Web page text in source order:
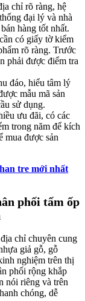
chỉ rõ ràng, hệ
đại lý và nhà
hàng tốt nhất.
có giấy tờ kiểm
rõ ràng. Trước
phải được điểm tra
đáo, hiểu tâm lý
mẫu mã sản
sử dụng.
ưu đãi, có các
trong năm để kích
mua được sản
tre mới nhất
phối tấm ốp
chỉ chuyên cung
giả gỗ, gỗ
nghiệm trên thị
phối rộng khắp
nói riêng và trên
chóng, dễ